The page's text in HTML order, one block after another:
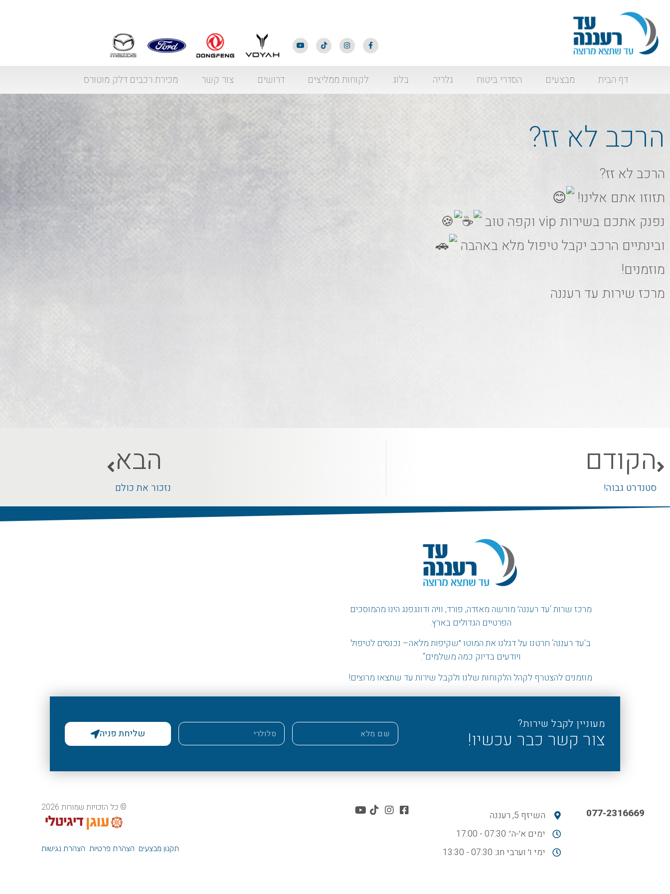
דף הבית מבצעים הסדרי ביטוח גלריה בלוג לקוחות ממליצים דרושים צור קשר מכירת רכבים דלק מוטורס
הרכב לא זז?
הרכב לא זז?
תזוזו אתם אלינו!
נפנק אתכם בשירות vip וקפה טוב
ובינתיים הרכב יקבל טיפול מלא באהבה
מוזמנים!
מרכז שירות עד רעננה
הקודם
סטנדרט גבוה!
הבא
נזכור את כולם
מרכז שרות ‘עד רעננה׳ מורשה מאזדה, פורד, וויה ודונגפנג הינו מהמוסכים
הפרטיים הגדולים בארץ.
ב‘עד רעננה‘ חרטנו על דגלנו את המוטו״שקיפות מלאה– נכנסים לטיפול
ויודעים בדיוק כמה משלמים“.
מוזמנים להצטרף לקהל הלקוחות שלנו ולקבל שירות עד שתצאו מרוצים!
מעוניין לקבל שירות?
צור קשר כבר עכשיו! שליחת פניה
077-2316669
השיזף 5, רעננה
ימים א׳-ה׳: 07:30 - 17:00
ימי ו׳ וערבי חג: 07:30 - 13:30
© כל הזכויות שמורות 2026
תקנון מבצעים הצהרת פרטיות הצהרת נגישות